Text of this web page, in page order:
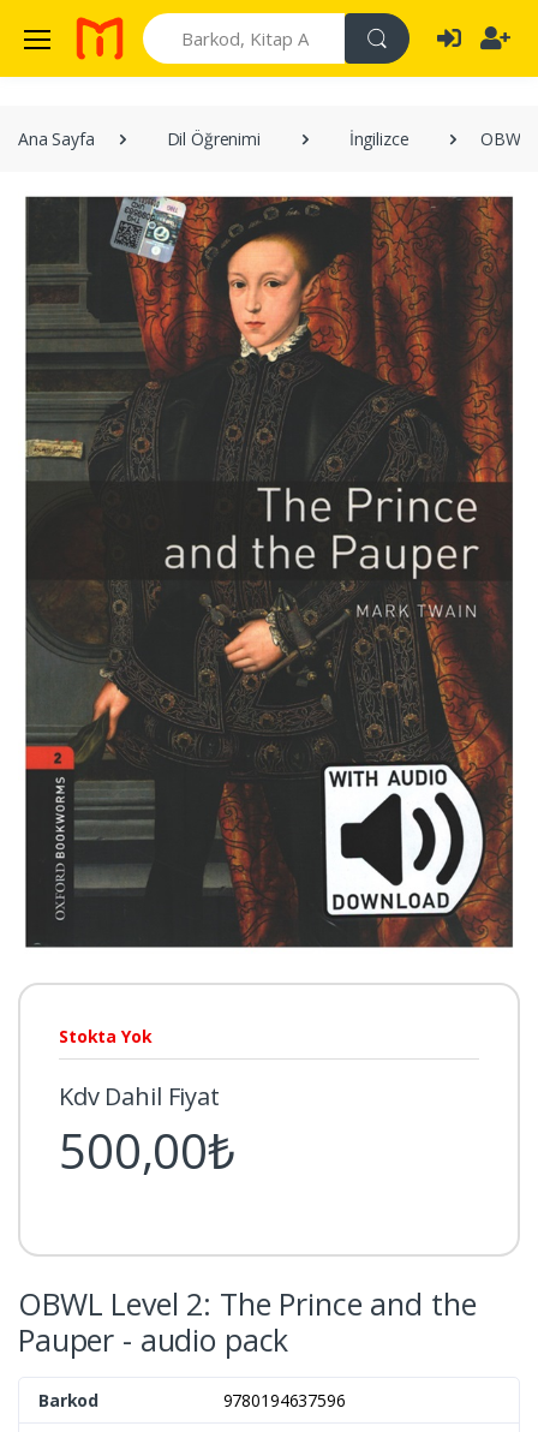
Search
Ana Sayfa Dil Öğrenimi İngilizce OBWL
OBWL Level 2: The Prince and the
Pauper - audio pack
Barkod
9780194637596
Stokta Yok
Kdv Dahil Fiyat
500,00₺